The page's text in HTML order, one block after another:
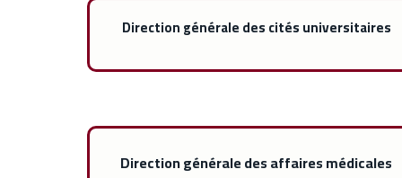
Direction générale des cités universitaires
Direction générale des affaires médicales